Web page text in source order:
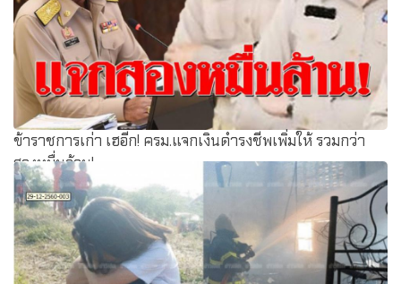
ข้าราชการเก่า เฮอีก! ครม.แจกเงินดำรงชีพเพิ่มให้ รวมกว่า
สองหมื่นล้าน!